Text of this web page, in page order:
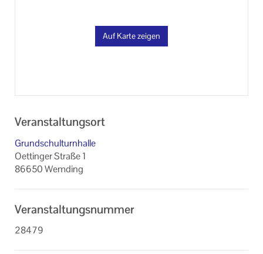
Auf Karte zeigen
Veranstaltungsort
Grundschulturnhalle
Oettinger Straße 1
86650 Wemding
Veranstaltungsnummer
28479